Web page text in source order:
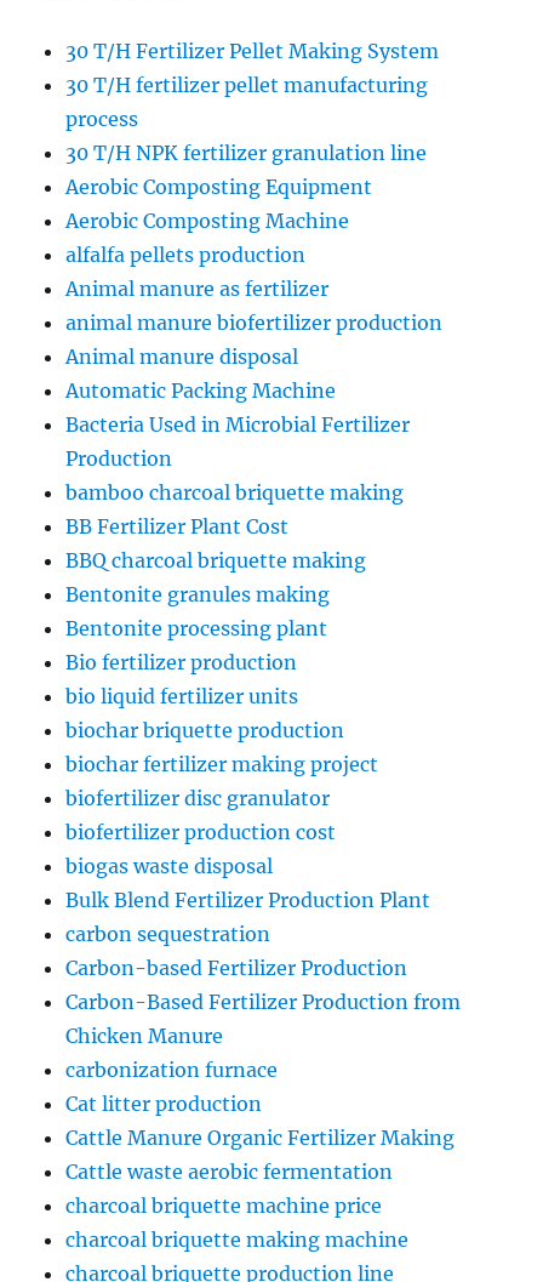
30 T/H Fertilizer Pellet Making System
30 T/H fertilizer pellet manufacturing
process
30 T/H NPK fertilizer granulation line
Aerobic Composting Equipment
Aerobic Composting Machine
alfalfa pellets production
Animal manure as fertilizer
animal manure biofertilizer production
Animal manure disposal
Automatic Packing Machine
Bacteria Used in Microbial Fertilizer
Production
bamboo charcoal briquette making
BB Fertilizer Plant Cost
BBQ charcoal briquette making
Bentonite granules making
Bentonite processing plant
Bio fertilizer production
bio liquid fertilizer units
biochar briquette production
biochar fertilizer making project
biofertilizer disc granulator
biofertilizer production cost
biogas waste disposal
Bulk Blend Fertilizer Production Plant
carbon sequestration
Carbon-based Fertilizer Production
Carbon-Based Fertilizer Production from
Chicken Manure
carbonization furnace
Cat litter production
Cattle Manure Organic Fertilizer Making
Cattle waste aerobic fermentation
charcoal briquette machine price
charcoal briquette making machine
charcoal briquette production line